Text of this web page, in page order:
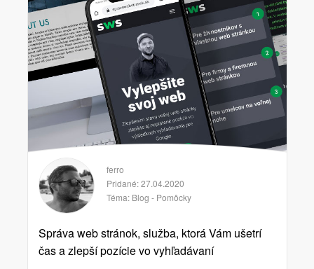
ferro
Téma: Blog - Pomôcky
Pridané: 27.04.2020
Správa web stránok, služba, ktorá Vám ušetrí
čas a zlepší pozície vo vyhľadávaní